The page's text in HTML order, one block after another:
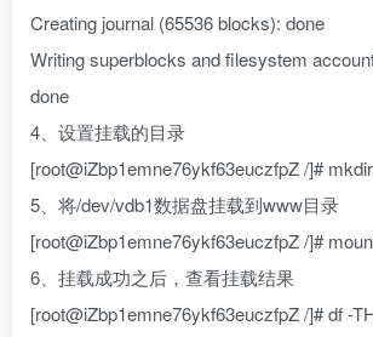
Creating journal (65536 blocks): done
Writing superblocks and filesystem
done
4、设置挂载的目录
[root@iZbp1emne76ykf63euczfpZ /]#
5、将/dev/vdb1数据盘挂载到www目录
[root@iZbp1emne76ykf63euczfpZ /]#
6、挂载成功之后，查看挂载结果
[root@iZbp1emne76ykf63euczfpZ /]# df -